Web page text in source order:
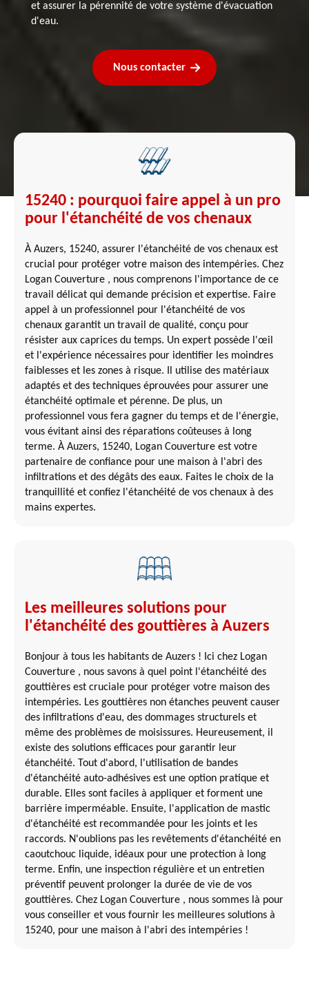
et assurer la pérennité de votre système d'évacuation
d'eau.
Nous contacter
15240 : pourquoi faire appel à un pro
pour l'étanchéité de vos chenaux
À Auzers, 15240, assurer l'étanchéité de vos chenaux est
crucial pour protéger votre maison des intempéries. Chez
Logan Couverture , nous comprenons l'importance de ce
travail délicat qui demande précision et expertise. Faire
appel à un professionnel pour l'étanchéité de vos
chenaux garantit un travail de qualité, conçu pour
résister aux caprices du temps. Un expert possède l'œil
et l'expérience nécessaires pour identifier les moindres
faiblesses et les zones à risque. Il utilise des matériaux
adaptés et des techniques éprouvées pour assurer une
étanchéité optimale et pérenne. De plus, un
professionnel vous fera gagner du temps et de l'énergie,
vous évitant ainsi des réparations coûteuses à long
terme. À Auzers, 15240, Logan Couverture est votre
partenaire de confiance pour une maison à l'abri des
infiltrations et des dégâts des eaux. Faites le choix de la
tranquillité et confiez l'étanchéité de vos chenaux à des
mains expertes.
Les meilleures solutions pour
l'étanchéité des gouttières à Auzers
Bonjour à tous les habitants de Auzers ! Ici chez Logan
Couverture , nous savons à quel point l'étanchéité des
gouttières est cruciale pour protéger votre maison des
intempéries. Les gouttières non étanches peuvent causer
des infiltrations d'eau, des dommages structurels et
même des problèmes de moisissures. Heureusement, il
existe des solutions efficaces pour garantir leur
étanchéité. Tout d'abord, l'utilisation de bandes
d'étanchéité auto-adhésives est une option pratique et
durable. Elles sont faciles à appliquer et forment une
barrière imperméable. Ensuite, l'application de mastic
d'étanchéité est recommandée pour les joints et les
raccords. N'oublions pas les revêtements d'étanchéité en
caoutchouc liquide, idéaux pour une protection à long
terme. Enfin, une inspection régulière et un entretien
préventif peuvent prolonger la durée de vie de vos
gouttières. Chez Logan Couverture , nous sommes là pour
vous conseiller et vous fournir les meilleures solutions à
15240, pour une maison à l'abri des intempéries !